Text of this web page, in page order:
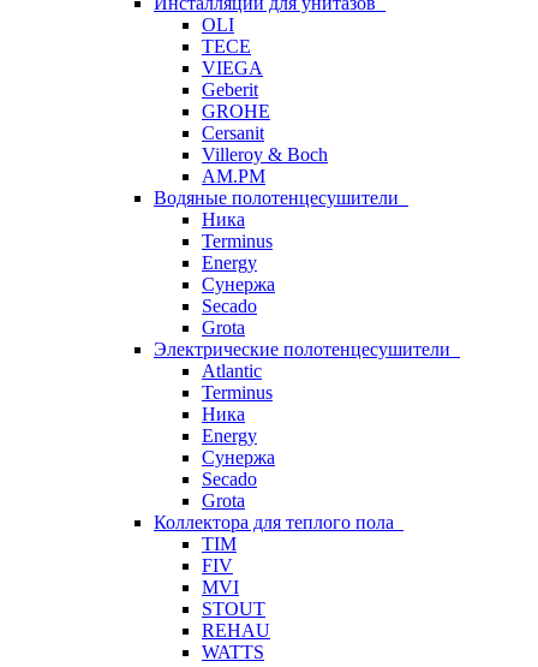
OLI
TECE
VIEGA
Geberit
GROHE
Cersanit
Villeroy & Boch
AM.PM
Водяные полотенцесушители
Ника
Terminus
Energy
Сунержа
Secado
Grota
Электрические полотенцесушители
Atlantic
Terminus
Ника
Energy
Сунержа
Secado
Grota
Коллектора для теплого пола
TIM
FIV
MVI
STOUT
REHAU
WATTS